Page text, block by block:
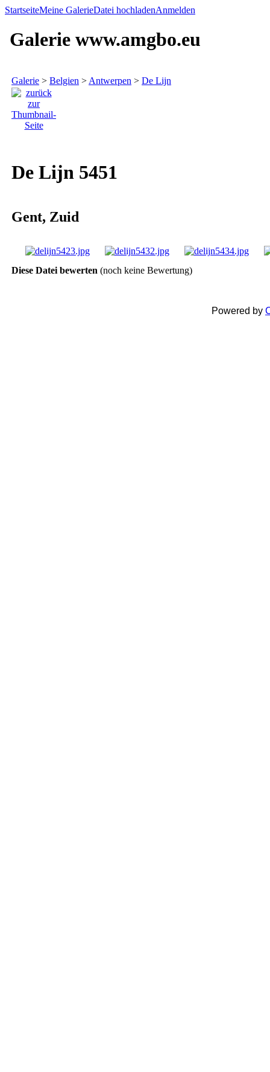
StartseiteMeine GalerieDatei hochladenAnmelden
Galerie www.amgbo.eu
Galerie > Belgien > Antwerpen > De Lijn
De Lijn 5451
Gent, Zuid
Diese Datei bewerten (noch keine Bewertung)
Powered by